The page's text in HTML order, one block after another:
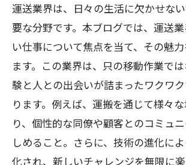
運送業界は、日々の生活に欠かせな
要な分野です。本ブログでは、運送
い仕事について焦点を当て、その魅
ます。この業界は、只の移動作業で
験と人との出会いが詰まったワクワ
ります。例えば、運搬を通じて様々
り、個性的な同僚や顧客とのコミュ
しめること。さらに、技術の進化に
化され、新しいチャレンジを無限に